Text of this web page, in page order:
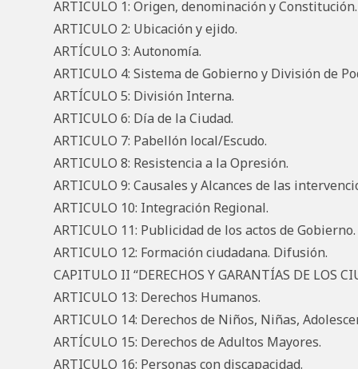
ARTICULO 1: Origen, denominación y Constitución.
ARTICULO 2: Ubicación y ejido.
ARTÍCULO 3: Autonomía.
ARTICULO 4: Sistema de Gobierno y División de
ARTÍCULO 5: División Interna.
ARTICULO 6: Día de la Ciudad.
ARTICULO 7: Pabellón local/Escudo.
ARTICULO 8: Resistencia a la Opresión.
ARTICULO 9: Causales y Alcances de las
ARTICULO 10: Integración Regional.
ARTICULO 11: Publicidad de los actos de Gobierno.
ARTICULO 12: Formación ciudadana. Difusión.
CAPITULO II “DERECHOS Y GARANTÍAS DE LOS
ARTICULO 13: Derechos Humanos.
ARTICULO 14: Derechos de Niños, Niñas,
ARTÍCULO 15: Derechos de Adultos Mayores.
ARTICULO 16: Personas con discapacidad.